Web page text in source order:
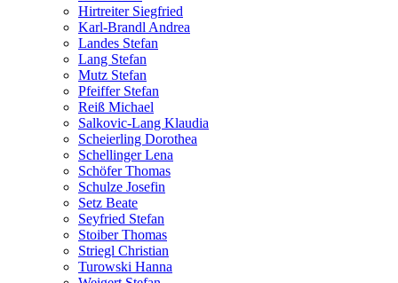
Hirtreiter Siegfried
Karl-Brandl Andrea
Landes Stefan
Lang Stefan
Mutz Stefan
Pfeiffer Stefan
Reiß Michael
Salkovic-Lang Klaudia
Scheierling Dorothea
Schellinger Lena
Schöfer Thomas
Schulze Josefin
Setz Beate
Seyfried Stefan
Stoiber Thomas
Striegl Christian
Turowski Hanna